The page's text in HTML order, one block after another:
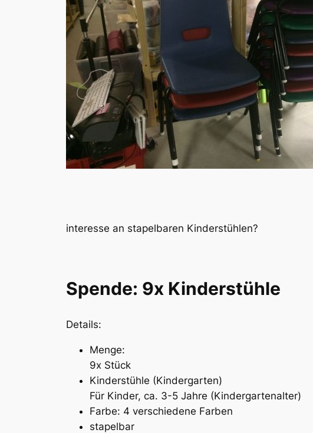
interesse an stapelbaren Kinderstühlen?
Spende: 9x Kinderstühle
Details:
Menge:
9x Stück
Kinderstühle (Kindergarten)
Für Kinder, ca. 3-5 Jahre (Kindergartenalter)
Farbe: 4 verschiedene Farben
stapelbar